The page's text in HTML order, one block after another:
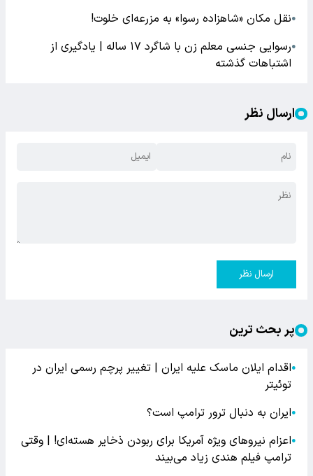
●نقل مکان «شاهزاده رسوا» به مزرعه‌ای خلوت!
●
رسوایی جنسی معلم زن با شاگرد ۱۷ ساله | یادگیری از
اشتباهات گذشته
ارسال نظر
ارسال نظر
پر بحث ترین
●اقدام ایلان ماسک علیه ایران | تغییر پرچم رسمی ایران در
توئیتر
●ایران به دنبال ترور ترامپ است؟
●اعزام نیروهای ویژه آمریکا برای ربودن ذخایر هسته‌ای! | وقتی
ترامپ فیلم هندی زیاد می‌بیند